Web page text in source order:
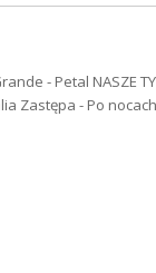
- Petal NASZE
Zastępa - Po